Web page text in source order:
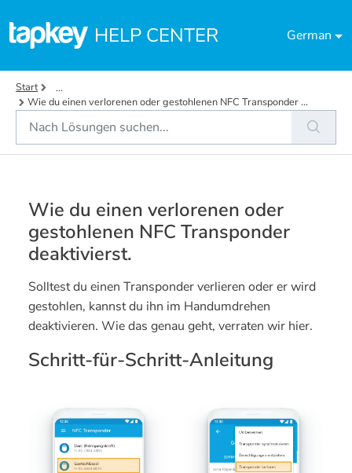
HELP CENTER German
Start
...
Wie du einen verlorenen oder gestohlenen NFC Transponder ...
Wie du einen verlorenen oder
gestohlenen NFC Transponder
deaktivierst.
Solltest du einen Transponder verlieren oder er wird
gestohlen, kannst du ihn im Handumdrehen
deaktivieren. Wie das genau geht, verraten wir hier.
Schritt-für-Schritt-Anleitung